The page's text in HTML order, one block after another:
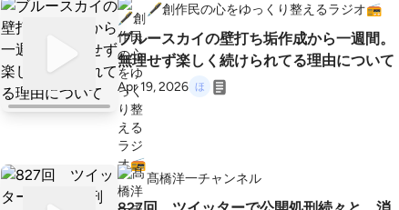
🖋️創作民の心をゆっくり整えるラジオ📻️
ブルースカイの壁打ち垢作成から一週間。
無理せず楽しく続けられてる理由について
Apr 19, 2026
髙橋洋一チャンネル